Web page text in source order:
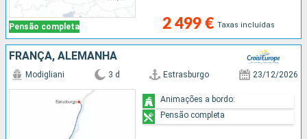
Pensão completa 2 499 € Taxas incluídas
FRANÇA, ALEMANHA
Modigliani 3 d Estrasburgo 23/12/2026
Animações a bordo:
Pensão completa